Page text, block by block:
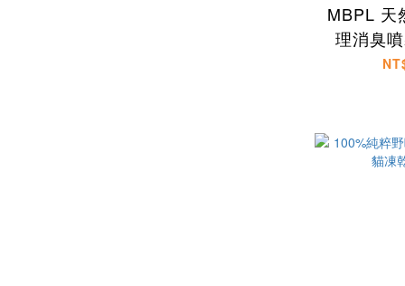
MBPL 天
理消臭
製